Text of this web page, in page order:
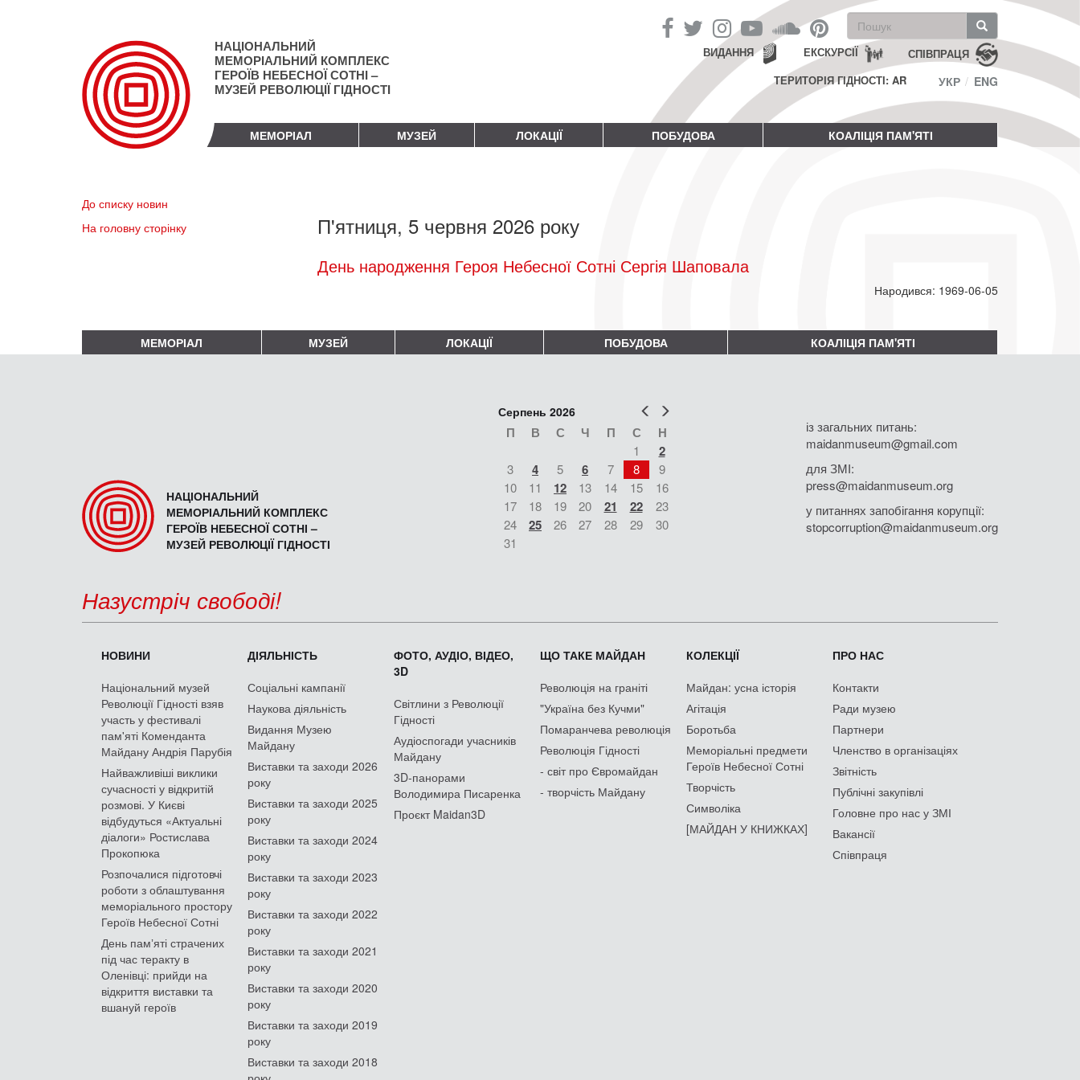
НАЦІОНАЛЬНИЙ
МЕМОРІАЛЬНИЙ КОМПЛЕКС
ГЕРОЇВ НЕБЕСНОЇ СОТНІ –
МУЗЕЙ РЕВОЛЮЦІЇ ГІДНОСТІ
Пошукова
форма
Пошук СПІВПРАЦЯ
ЕКСКУРСІЇ
ВИДАННЯ
ТЕРИТОРІЯ ГІДНОСТІ: AR
УКР ENG
МЕМОРІАЛ МУЗЕЙ ЛОКАЦІЇ ПОБУДОВА КОАЛІЦІЯ ПАМ'ЯТІ
До списку новин
На головну сторінку
П'ятниця, 5 червня 2026 року
День народження Героя Небесної Сотні Сергія Шаповала
Народився: 1969-06-05
МЕМОРІАЛ МУЗЕЙ ЛОКАЦІЇ ПОБУДОВА КОАЛІЦІЯ ПАМ'ЯТІ
НАЦІОНАЛЬНИЙ
МЕМОРІАЛЬНИЙ КОМПЛЕКС
ГЕРОЇВ НЕБЕСНОЇ СОТНІ –
МУЗЕЙ РЕВОЛЮЦІЇ ГІДНОСТІ
Попер
Серпень 2026
П В С Ч П С Н
1 2
3 4 5 6 7 8
9
10
11 12 13 14 15
16
17
18 19 20 21 22
23
24
25 26 27 28 29
30
31
із загальних питань:
maidanmuseum@gmail.com
для ЗМІ:
press@maidanmuseum.org
у питаннях запобігання корупції:
stopcorruption@maidanmuseum.org
Назустріч свободі!
НОВИНИ
Національний музей
Революції Гідності взяв
участь у фестивалі
пам'яті Коменданта
Майдану Андрія Парубія
Найважливіші виклики
сучасності у відкритій
розмові. У Києві
відбудуться «Актуальні
діалоги» Ростислава
Прокопюка
Розпочалися підготовчі
роботи з облаштування
меморіального простору
Героїв Небесної Сотні
День памʼяті страчених
під час теракту в
Оленівці: прийди на
відкриття виставки та
вшануй героїв
ДІЯЛЬНІСТЬ
Соціальні кампанії
Наукова діяльність
Видання Музею
Майдану
Виставки та заходи 2026
року
Виставки та заходи 2025
року
Виставки та заходи 2024
року
Виставки та заходи 2023
року
Виставки та заходи 2022
року
Виставки та заходи 2021
року
Виставки та заходи 2020
року
Виставки та заходи 2019
року
Виставки та заходи 2018
ФОТО, АУДІО, ВІДЕО,
3D
Світлини з Революції
Гідності
Аудіоспогади учасників
Майдану
3D-панорами
Володимира Писаренка
Проєкт Maidan3D
ЩО ТАКЕ МАЙДАН
Революція на граніті
"Україна без Кучми"
Помаранчева революція
Революція Гідності
- світ про Євромайдан
- творчість Майдану
КОЛЕКЦІЇ
Майдан: усна історія
Агітація
Боротьба
Меморіальні предмети
Героїв Небесної Сотні
Творчість
Символіка
[МАЙДАН У КНИЖКАХ]
ПРО НАС
Контакти
Ради музею
Партнери
Членство в організаціях
Звітність
Публічні закупівлі
Головне про нас у ЗМІ
Вакансії
Співпраця